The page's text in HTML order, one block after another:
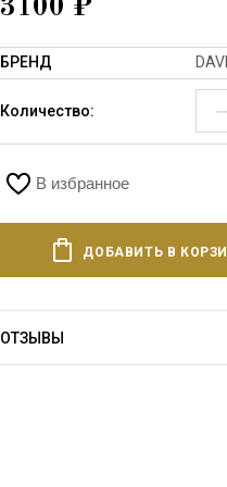
3100 ₽
БРЕНД
Количество:
В избранное
ДОБАВИТЬ В
ОТЗЫВЫ